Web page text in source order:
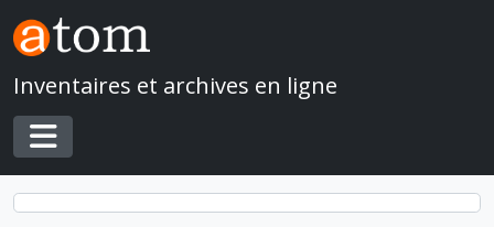
Skip to main content
Inventaires et archives en ligne
Toggle navigation